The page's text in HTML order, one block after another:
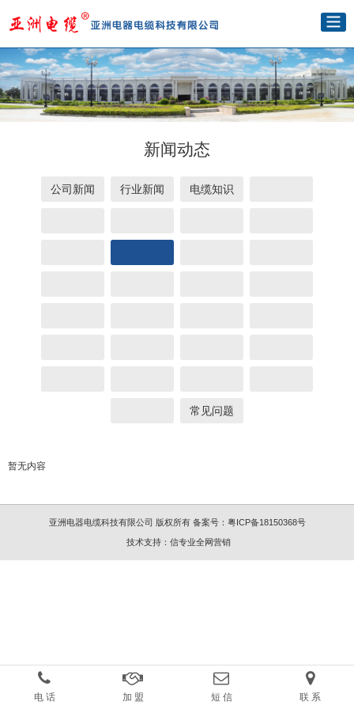
新闻动态
公司新闻 行业新闻 电缆知识
常见问题
暂无内容
亚洲电器电缆科技有限公司 版权所有 备案号： 粤ICP备18150368号
技术支持： 信专业全网营销
电 话 加 盟 短 信 联 系